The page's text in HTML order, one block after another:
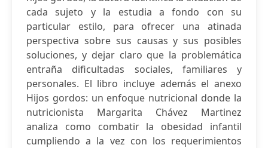
cada sujeto y la estudia a fondo con su
particular estilo, para ofrecer una atinada
perspectiva sobre sus causas y sus posibles
soluciones, y dejar claro que la problemática
entraña dificultadas sociales, familiares y
personales. El libro incluye además el anexo
Hijos gordos: un enfoque nutricional donde la
nutricionista Margarita Chávez Martinez
analiza como combatir la obesidad infantil
cumpliendo a la vez con los requerimientos